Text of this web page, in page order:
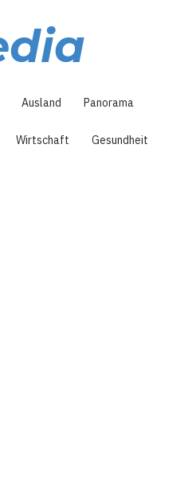
Ausland Panorama
Wirtschaft Gesundheit